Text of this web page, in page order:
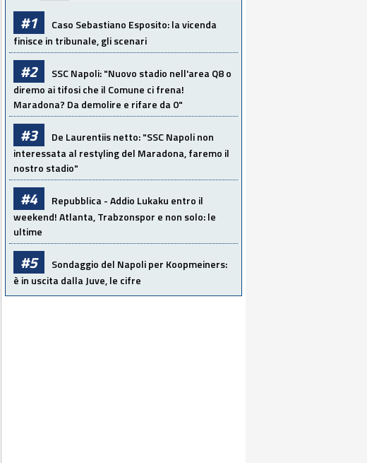
#1
Caso Sebastiano Esposito: la vicenda
finisce in tribunale, gli scenari
#2
SSC Napoli: "Nuovo stadio nell'area Q8 o
diremo ai tifosi che il Comune ci frena!
Maradona? Da demolire e rifare da 0"
#3
De Laurentiis netto: "SSC Napoli non
interessata al restyling del Maradona, faremo il
nostro stadio"
#4
Repubblica - Addio Lukaku entro il
weekend! Atlanta, Trabzonspor e non solo: le
ultime
#5
Sondaggio del Napoli per Koopmeiners:
è in uscita dalla Juve, le cifre